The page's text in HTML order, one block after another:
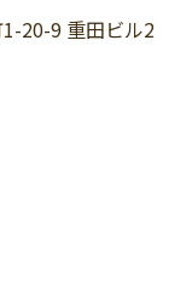
20-9 重田ビル2